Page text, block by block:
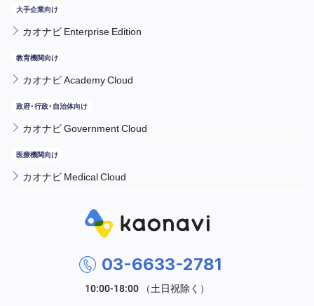
カオナビ Enterprise Edition
カオナビ Academy Cloud
カオナビ Government Cloud
カオナビ Medical Cloud
03-6633-2781